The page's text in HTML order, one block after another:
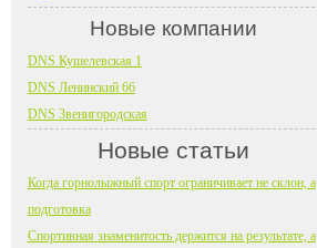
Новые компании
DNS Кушелевская 1
DNS Ленинский 66
DNS Звенигородская
Новые статьи
Когда горнолыжный спорт ограничивает не склон, а
подготовка
Спортивная знаменитость держится на результате, а